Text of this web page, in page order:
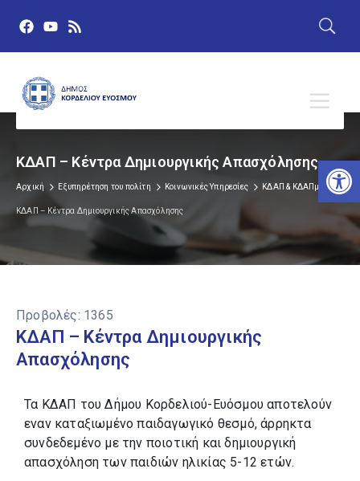
ΚΔΑΠ – Κέντρα Δημιουργικής Απασχόλησης
Αρχική Εξυπηρέτηση του πολίτη Κοινωνικές Υπηρεσίες ΚΔΑΠ & ΚΔΑΠμεΑ
ΚΔΑΠ – Κέντρα Δημιουργικής Απασχόλησης
Προβολές: 1365
ΚΔΑΠ – Κέντρα Δημιουργικής
Απασχόλησης
Τα ΚΔΑΠ του Δήμου Κορδελιού-Ευόσμου αποτελούν
εναν καταξιωμένο παιδαγωγικό θεσμό, άρρηκτα
συνδεδεμένο με την ποιοτική και δημιουργική
απασχόληση των παιδιών ηλικίας 5-12 ετών.